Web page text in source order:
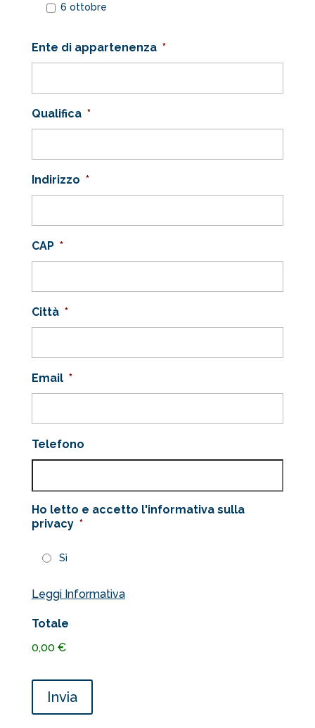
6 ottobre
Ente di appartenenza *
Qualifica *
Indirizzo *
CAP *
Città *
Email *
Telefono
Ho letto e accetto l'informativa sulla
privacy *
Sì
Leggi Informativa
Totale
0,00 €
Invia